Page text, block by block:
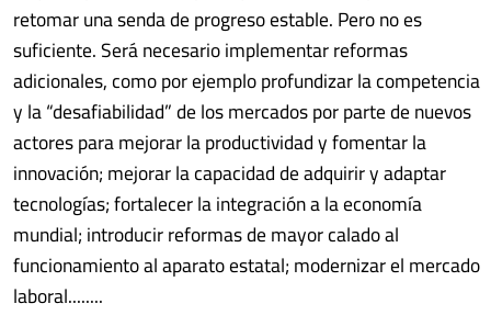
retomar una senda de progreso estable. Pero no es
suficiente. Será necesario implementar reformas
adicionales, como por ejemplo profundizar la competencia
y la “desafiabilidad” de los mercados por parte de nuevos
actores para mejorar la productividad y fomentar la
innovación; mejorar la capacidad de adquirir y adaptar
tecnologías; fortalecer la integración a la economía
mundial; introducir reformas de mayor calado al
funcionamiento al aparato estatal; modernizar el mercado
laboral........